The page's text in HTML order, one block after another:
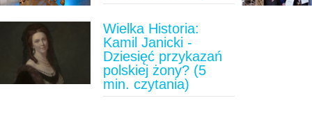
Wielka Historia:
Kamil Janicki -
Dziesięć przykazań
polskiej żony? (5
min. czytania)